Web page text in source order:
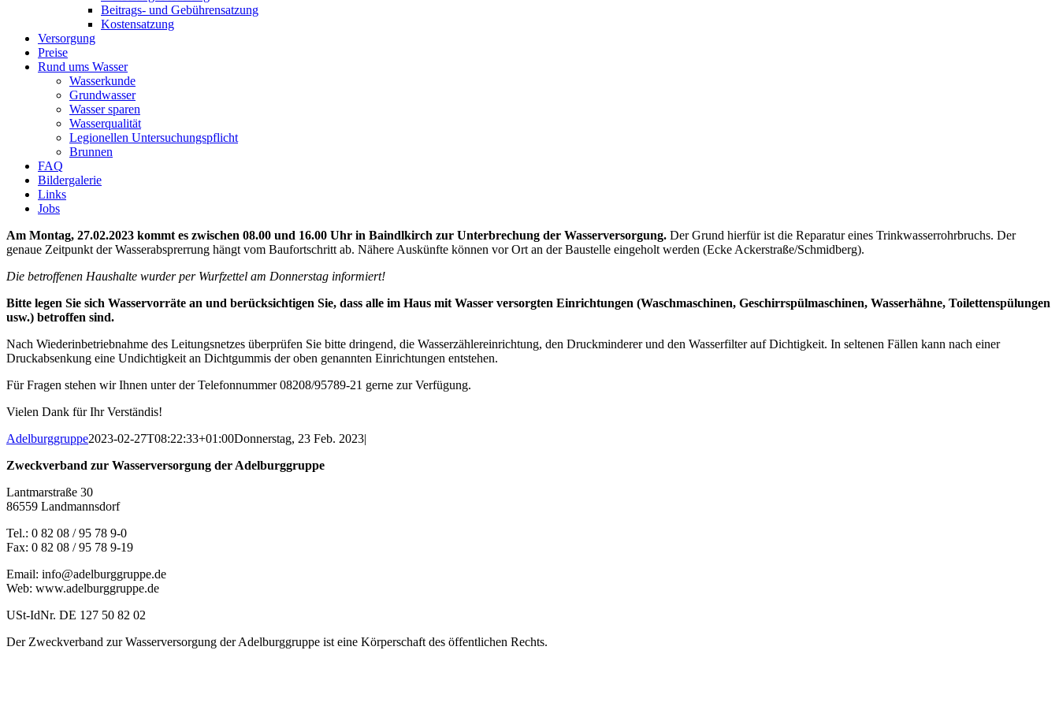
Beitrags- und Gebührensatzung
Kostensatzung
Versorgung
Preise
Rund ums Wasser
Wasserkunde
Grundwasser
Wasser sparen
Wasserqualität
Legionellen Untersuchungspflicht
Brunnen
FAQ
Bildergalerie
Links
Jobs
Am Montag, 27.02.2023 kommt es zwischen 08.00 und 16.00 Uhr in Baindlkirch zur Unterbrechung der Wasserversorgung. Der Grund hierfür ist die Reparatur eines Trinkwasserrohrbruchs. Der
genaue Zeitpunkt der Wasserabsprerrung hängt vom Baufortschritt ab. Nähere Auskünfte können vor Ort an der Baustelle eingeholt werden (Ecke Ackerstraße/Schmidberg).
Die betroffenen Haushalte wurder per Wurfzettel am Donnerstag informiert!
Bitte legen Sie sich Wasservorräte an und berücksichtigen Sie, dass alle im Haus mit Wasser versorgten Einrichtungen (Waschmaschinen, Geschirrspülmaschinen, Wasserhähne, Toilettenspülungen
usw.) betroffen sind.
Nach Wiederinbetriebnahme des Leitungsnetzes überprüfen Sie bitte dringend, die Wasserzählereinrichtung, den Druckminderer und den Wasserfilter auf Dichtigkeit. In seltenen Fällen kann nach einer
Druckabsenkung eine Undichtigkeit an Dichtgummis der oben genannten Einrichtungen entstehen.
Für Fragen stehen wir Ihnen unter der Telefonnummer 08208/95789-21 gerne zur Verfügung.
Vielen Dank für Ihr Verständis!
Adelburggruppe2023-02-27T08:22:33+01:00Donnerstag, 23 Feb. 2023|
Zweckverband zur Wasserversorgung der Adelburggruppe
Lantmarstraße 30
86559 Landmannsdorf
Tel.: 0 82 08 / 95 78 9-0
Fax: 0 82 08 / 95 78 9-19
Email: info@adelburggruppe.de
Web: www.adelburggruppe.de
USt-IdNr. DE 127 50 82 02
Der Zweckverband zur Wasserversorgung der Adelburggruppe ist eine Körperschaft des öffentlichen Rechts.